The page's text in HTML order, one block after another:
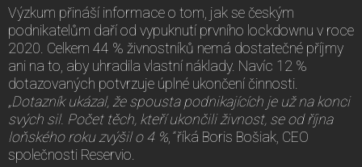
Výzkum přináší informace o tom, jak se českým
podnikatelům daří od vypuknutí prvního lockdownu v roce
2020. Celkem 44 % živnostníků nemá dostatečné příjmy
ani na to, aby uhradila vlastní náklady. Navíc 12 %
dotazovaných potvrzuje úplné ukončení činnosti.
„Dotazník ukázal, že spousta podnikajících je už na konci
svých sil. Počet těch, kteří ukončili živnost, se od října
loňského roku zvýšil o 4 % “říká Boris Bošiak, CEO
společnosti Reservio.